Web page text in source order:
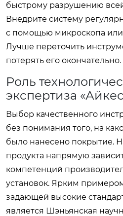
быстрому разрушению
Внедрите систему
с помощью микроскопа или
Лучше переточить
потерять его окончательно.
Роль
экспертиза
Выбор качественного
без понимания того, на
было нанесено покрытие.
продукта напрямую
компетенций
установок. Ярким
задающей высокие
является Шэньянская